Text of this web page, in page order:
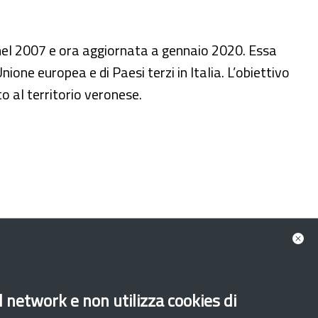
2007 e ora aggiornata a gennaio 2020. Essa
europea e di Paesi terzi in Italia. L’obiettivo
al territorio veronese.
e non utilizza cookies di